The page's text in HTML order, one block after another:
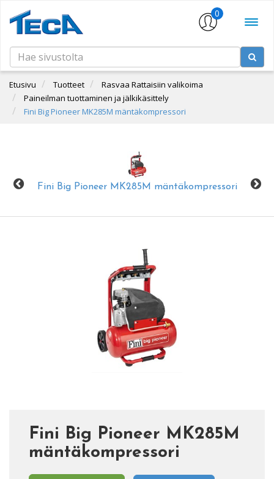
0
Etusivu Tuotteet
Rasvaa Rattaisiin valikoima
Paineilman tuottaminen ja jälkikäsittely
Fini Big Pioneer MK285M mäntäkompressori
Fini Big Pioneer MK285M mäntäkompressori
Fini Big Pioneer MK285M
mäntäkompressori